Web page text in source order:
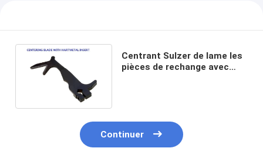
Centrant Sulzer de lame les
pièces de rechange avec
Continuer